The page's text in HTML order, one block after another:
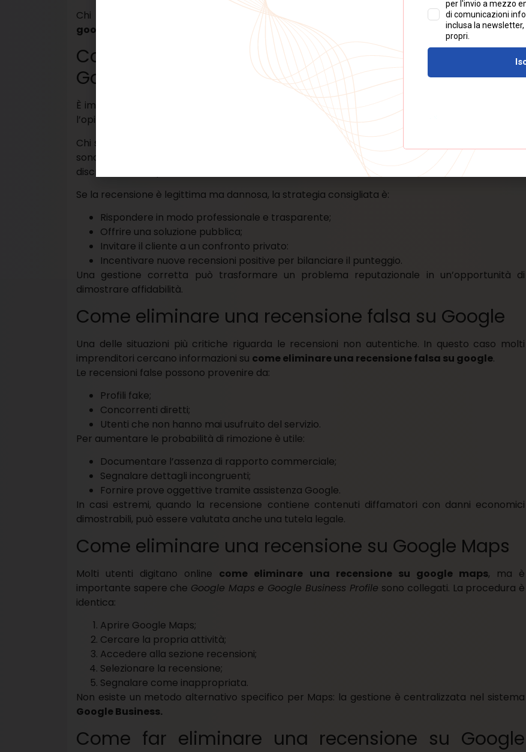
Chi desidera approfondire ulteriormente le strategie per
eliminare una recensione su
google
può valutare anche il supporto professionale di esperti in reputazione digitale.
Come eliminare una recensione negativa su
Google
È importante distinguere tra recensione negativa legittima e recensione che viola le regole. Se
l’opinione è semplicemente critica ma reale, non sarà possibile procedere alla cancellazione.
Chi si chiede
come eliminare una recensione negativa su google
sono presenti elementi di violazione: linguaggio diffamatorio, accuse infondate, contenuti
discriminatori o spam.
Se la recensione è legittima ma dannosa, la strategia consigliata è:
Rispondere in modo professionale e trasparente;
Offrire una soluzione pubblica;
Invitare il cliente a un confronto privato:
Incentivare nuove recensioni positive per bilanciare il punteggio.
Una gestione corretta può trasformare un problema reputazionale in un’opportunità di
dimostrare affidabilità.
Come eliminare una recensione falsa su Google
Una delle situazioni più critiche riguarda le recensioni non autentiche. In questo caso molti
imprenditori cercano informazioni su come eliminare una recensione falsa su google.
Le recensioni false possono provenire da:
Profili fake;
Concorrenti diretti;
Utenti che non hanno mai usufruito del servizio.
Per aumentare le probabilità di rimozione è utile:
Documentare l’assenza di rapporto commerciale;
Segnalare dettagli incongruenti;
Fornire prove oggettive tramite assistenza Google.
In casi estremi, quando la recensione contiene contenuti diffamatori con danni economici
dimostrabili, può essere valutata anche una tutela legale.
Come eliminare una recensione su Google Maps
Molti utenti digitano online come eliminare una recensione su google maps, ma è
importante sapere che Google Maps e Google Business Profile sono collegati. La procedura è
identica:
Aprire Google Maps;
Cercare la propria attività;
Accedere alla sezione recensioni;
Selezionare la recensione;
Segnalare come inappropriata.
Non esiste un metodo alternativo specifico per Maps: la gestione è centralizzata nel sistema
Google Business.
Come far eliminare una recensione su Google